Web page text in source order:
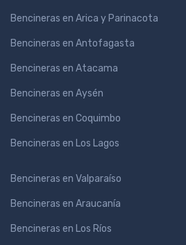
Bencineras en Arica y Parinacota
Bencineras en Antofagasta
Bencineras en Atacama
Bencineras en Aysén
Bencineras en Coquimbo
Bencineras en Los Lagos
Bencineras en Valparaíso
Bencineras en Araucanía
Bencineras en Los Ríos